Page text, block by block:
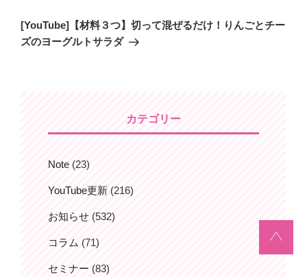
ビ
ゲ
投
稿
次
の
[YouTube]【材料３つ】切って混ぜるだけ！りんごとチー
ズのヨーグルトサラダ
カテゴリー
Note (23)
YouTube更新 (216)
お知らせ (532)
コラム (71)
セミナー (83)